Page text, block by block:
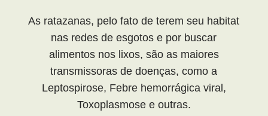
As ratazanas, pelo fato de terem seu habitat
nas redes de esgotos e por buscar
alimentos nos lixos, são as maiores
transmissoras de doenças, como a
Leptospirose, Febre hemorrágica viral,
Toxoplasmose e outras.